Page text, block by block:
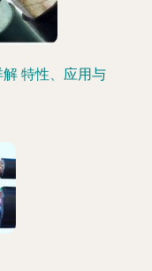
解 特性、应用与